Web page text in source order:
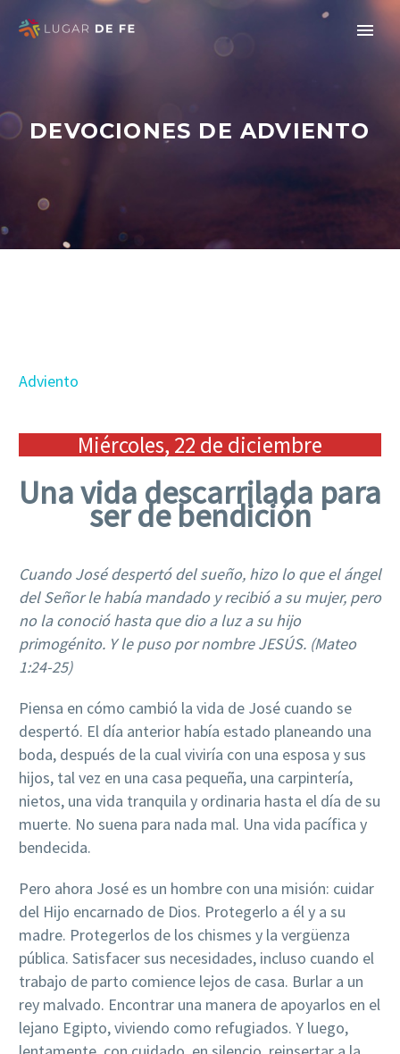
DEVOCIONES DE ADVIENTO
Adviento
Miércoles, 22 de diciembre
Una vida descarrilada para
ser de bendición
Cuando José despertó del sueño, hizo lo que el ángel
del Señor le había mandado y recibió a su mujer, pero
no la conoció hasta que dio a luz a su hijo
primogénito. Y le puso por nombre JESÚS. (Mateo
1:24-25)
Piensa en cómo cambió la vida de José cuando se
despertó. El día anterior había estado planeando una
boda, después de la cual viviría con una esposa y sus
hijos, tal vez en una casa pequeña, una carpintería,
nietos, una vida tranquila y ordinaria hasta el día de su
muerte. No suena para nada mal. Una vida pacífica y
bendecida.
Pero ahora José es un hombre con una misión: cuidar
del Hijo encarnado de Dios. Protegerlo a él y a su
madre. Protegerlos de los chismes y la vergüenza
pública. Satisfacer sus necesidades, incluso cuando el
trabajo de parto comience lejos de casa. Burlar a un
rey malvado. Encontrar una manera de apoyarlos en el
lejano Egipto, viviendo como refugiados. Y luego,